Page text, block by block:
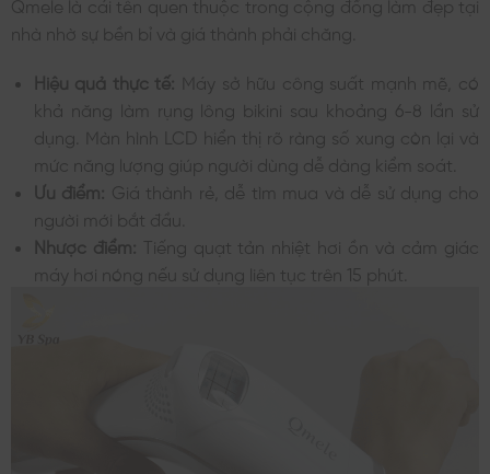
Qmele là cái tên quen thuộc trong cộng đồng làm đẹp tại
nhà nhờ sự bền bỉ và giá thành phải chăng.
Hiệu quả thực tế: Máy sở hữu công suất mạnh mẽ, có
khả năng làm rụng lông bikini sau khoảng 6-8 lần sử
dụng. Màn hình LCD hiển thị rõ ràng số xung còn lại và
mức năng lượng giúp người dùng dễ dàng kiểm soát.
Ưu điểm: Giá thành rẻ, dễ tìm mua và dễ sử dụng cho
người mới bắt đầu.
Nhược điểm: Tiếng quạt tản nhiệt hơi ồn và cảm giác
máy hơi nóng nếu sử dụng liên tục trên 15 phút.